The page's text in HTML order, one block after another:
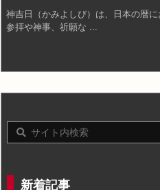
神吉日（かみよしび）は、日本の暦
参拝や神事、祈願な ...
新着記事